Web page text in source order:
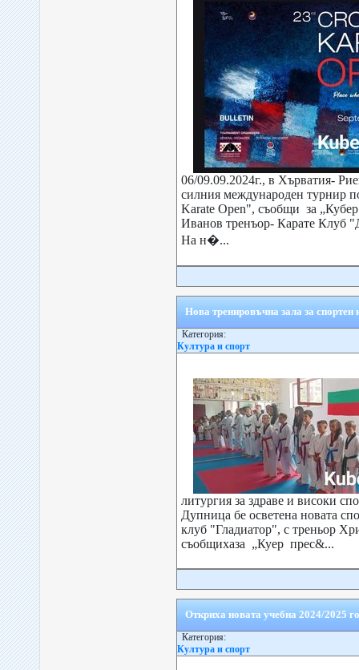
06/09.09.2024г., в Хърватия-
силния международен турнир
Karate Open", съобщи за
Иванов тренъор- Карате Клуб
На н�...
Нова тренировъчна зала за спортен
Категория:
Култура и спорт
литургия за здраве и високи
Дупница бе осветена новата
клуб "Гладиатор", с треньор
съобщихаза „Куер прес&...
Откриха новата учебна 2024/2025
Категория:
Култура и спорт